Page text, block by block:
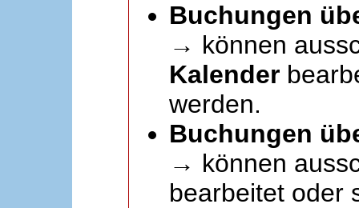
Buchungen
→ können
Kalender
werden.
Buchungen
→ können
bearbeitet oder